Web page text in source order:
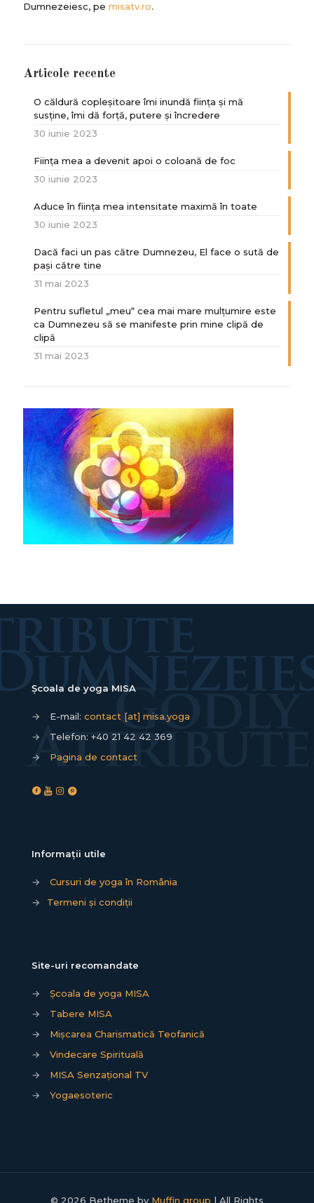
Dumnezeiesc, pe misatv.ro.
Articole recente
O căldură copleșitoare îmi inundă ființa și mă
susține, îmi dă forță, putere și încredere
30 iunie 2023
Ființa mea a devenit apoi o coloană de foc
30 iunie 2023
Aduce în ființa mea intensitate maximă în toate
30 iunie 2023
Dacă faci un pas către Dumnezeu, El face o sută de
paşi către tine
31 mai 2023
Pentru sufletul „meu“ cea mai mare mulțumire este
ca Dumnezeu să se manifeste prin mine clipă de
clipă
31 mai 2023
Școala de yoga MISA
→ E-mail: contact [at] misa.yoga
→
Telefon: +40 21 42 42 369
→
Pagina de contact
Informații utile
→
Cursuri de yoga în România
→
Termeni și condiții
Site-uri recomandate
→
Școala de yoga MISA
→
Tabere MISA
→
Mișcarea Charismatică Teofanică
→
Vindecare Spirituală
→
MISA Senzațional TV
→
Yogaesoteric
© 2026 Betheme by Muffin group | All Rights